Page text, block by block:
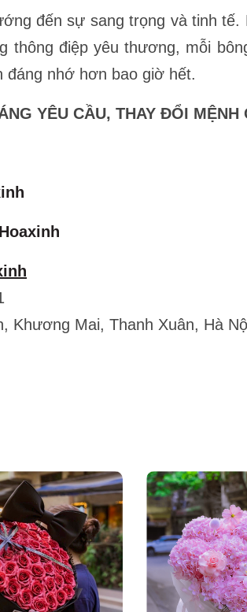
đến sự sang trọng và tinh
thông điệp yêu thương, mỗi
đáng nhớ hơn bao giờ hết.
YÊU CẦU, THAY ĐỔI
Khương Mai, Thanh Xuân, Hà